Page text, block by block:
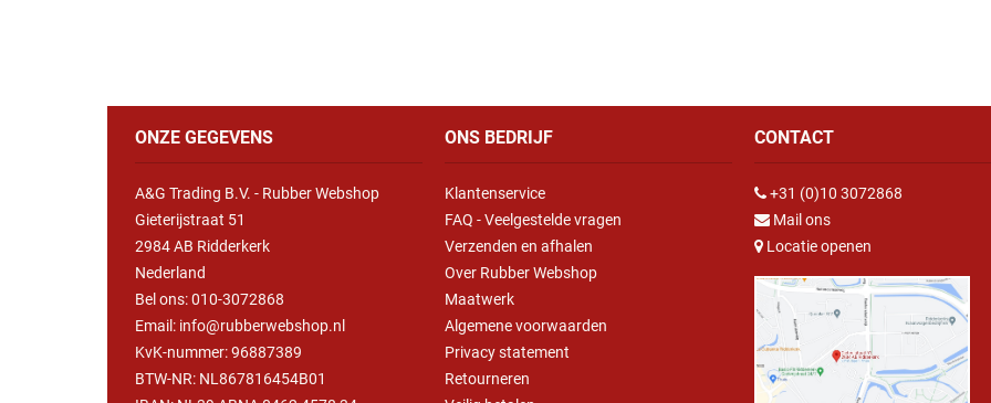
ONZE GEGEVENS
A&G Trading B.V. - Rubber Webshop
Gieterijstraat 51
2984 AB Ridderkerk
Nederland
Bel ons:010-3072868
Email: info@rubberwebshop.nl
KvK-nummer: 96887389
BTW-NR: NL867816454B01
ONS BEDRIJF
Klantenservice
FAQ - Veelgestelde vragen
Verzenden en afhalen
Over Rubber Webshop
Maatwerk
Algemene voorwaarden
Privacy statement
Retourneren
CONTACT
+31 (0)10 3072868
Mail ons
Locatie openen